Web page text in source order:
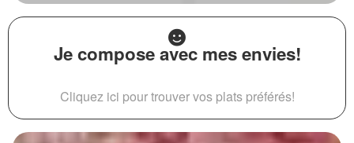
Je compose avec mes envies!
Cliquez ici pour trouver vos plats préférés!